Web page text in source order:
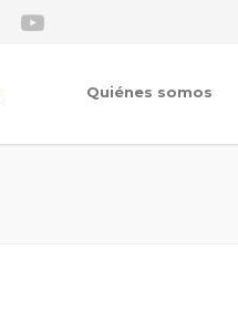
Quiénes somos